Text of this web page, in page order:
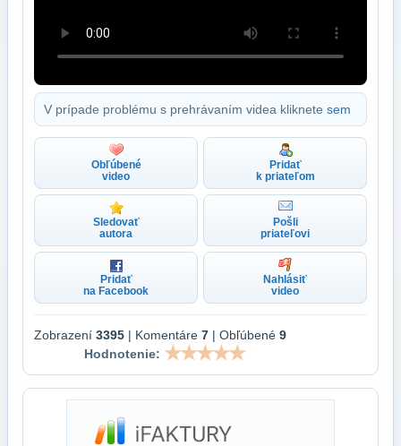
V prípade problému s prehrávaním videa kliknete sem
Obľúbené
video
Pridať
k priateľom
Sledovať
autora
Pošli
priateľovi
Pridať
na Facebook
Nahlásiť
video
Zobrazení 3395 | Komentáre 7 | Obľúbené 9
Hodnotenie: